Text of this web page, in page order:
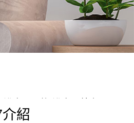
室門更換,浴室門特力屋,
紹